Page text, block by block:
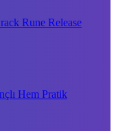
Rune Release
Hem Pratik